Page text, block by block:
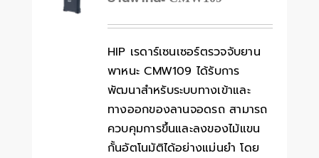
HIP เรดาร์เซนเซอร์ตรวจจับยาน
พาหนะ CMW109 ได้รับการ
พัฒนาสำหรับระบบทางเข้าและ
ทางออกของลานจอดรถ สามารถ
ควบคุมการขึ้นและลงของไม้แขน
กั้นอัตโนมัติได้อย่างแม่นยำ โดย